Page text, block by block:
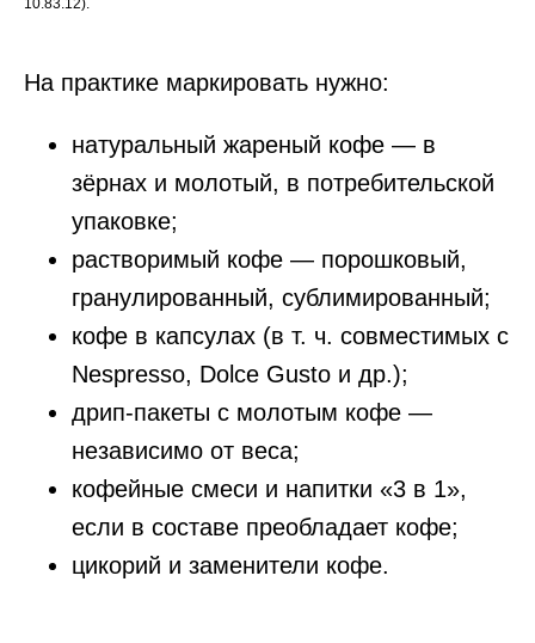
10.83.12).
На практике маркировать нужно:
натуральный жареный кофе — в
зёрнах и молотый, в потребительской
упаковке;
растворимый кофе — порошковый,
гранулированный, сублимированный;
кофе в капсулах (в т. ч. совместимых с
Nespresso, Dolce Gusto и др.);
дрип-пакеты с молотым кофе —
независимо от веса;
кофейные смеси и напитки «3 в 1»,
если в составе преобладает кофе;
цикорий и заменители кофе.